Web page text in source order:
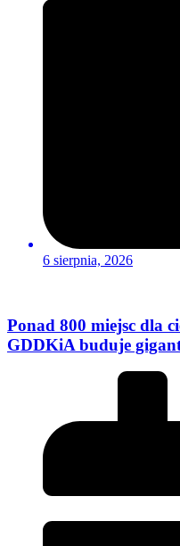
6 sierpnia, 2026
Ponad 800 miejsc dla
GDDKiA buduje